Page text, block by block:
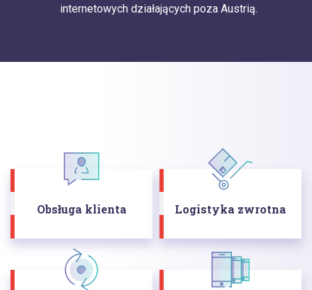
internetowych działających poza Austrią.
Obsługa klienta Logistyka zwrotna